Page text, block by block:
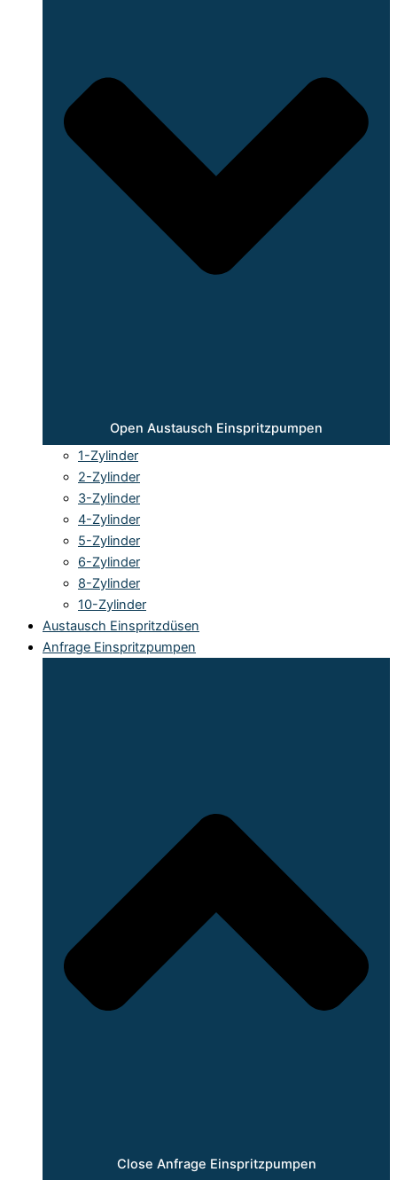
Open Austausch Einspritzpumpen
1-Zylinder
2-Zylinder
3-Zylinder
4-Zylinder
5-Zylinder
6-Zylinder
8-Zylinder
10-Zylinder
Austausch Einspritzdüsen
Anfrage Einspritzpumpen
Close Anfrage Einspritzpumpen